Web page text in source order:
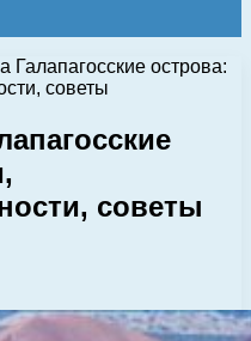
Галапагосские острова:
советы
советы